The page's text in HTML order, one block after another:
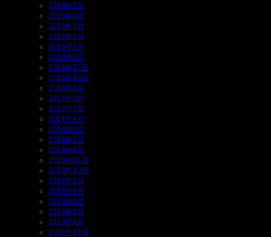
2015年7月
2015年6月
2015年5月
2015年3月
2015年2月
2015年1月
2014年12月
2014年10月
2014年9月
2014年8月
2014年7月
2014年4月
2014年3月
2014年2月
2014年1月
2013年11月
2013年10月
2013年9月
2013年8月
2013年6月
2013年5月
2013年4月
2012年12月